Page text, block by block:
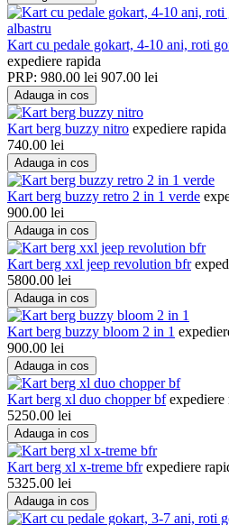
Kart cu pedale gokart, 4-10 ani, roti
expediere rapida
PRP: 980.00 lei 907.00 lei
Adauga in cos
Kart berg buzzy nitro expediere rapida
740.00 lei
Adauga in cos
Kart berg buzzy retro 2 in 1 verde
900.00 lei
Adauga in cos
Kart berg xxl jeep revolution bfr
5800.00 lei
Adauga in cos
Kart berg buzzy bloom 2 in 1
900.00 lei
Adauga in cos
Kart berg xl duo chopper bf expediere
5250.00 lei
Adauga in cos
Kart berg xl x-treme bfr expediere
5325.00 lei
Adauga in cos